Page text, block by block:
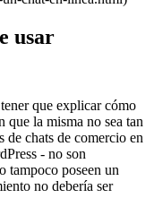
usar
que explicar cómo
que la misma no sea tan
de chats de comercio en
- no son
tampoco poseen un
no debería ser